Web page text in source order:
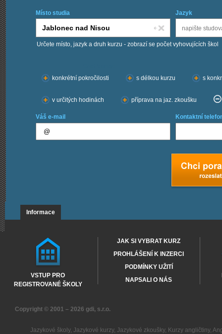
Místo studia Jazyk
Určete místo, jazyk a druh kurzu - zobrazí se počet vyhovujících škol
konkrétní pokročilosti
s délkou kurzu s
v určitých hodinách příprava na jaz. zkoušku
Váš e-mail Kontaktní
Informace
VSTUP PRO
REGISTROVANÉ ŠKOLY
JAK SI VYBRAT KURZ
PROHLÁŠENÍ K INZERCI
PODMÍNKY UŽITÍ
NAPSALI O NÁS
Copyright © 2001 – 2026 gdi, s.r.o.
Jazykové školy, Jazykové kurzy, Jazykové zkoušky, Kurzy angličtiny,